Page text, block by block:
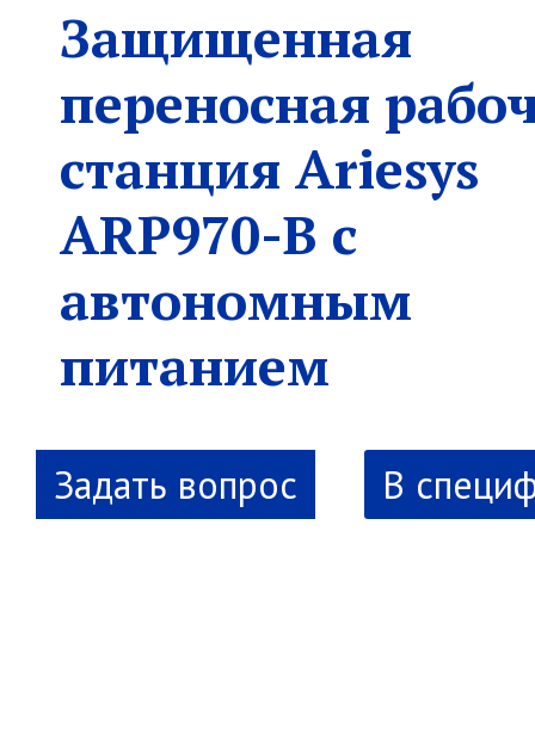
Защищенная
переносная
станция Ariesys
ARP970-B с
автономным
питанием
В